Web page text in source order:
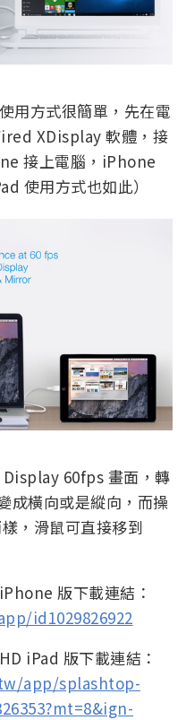
方式很簡單，先在電
XDisplay 軟體，接
接上電腦，iPhone
使用方式也如此）
60fps 畫面，轉
成橫向或是縱向，而操
，滑鼠可直接移到
版下載連結：
id1029826922
iPad 版下載連結：
app/splashtop-